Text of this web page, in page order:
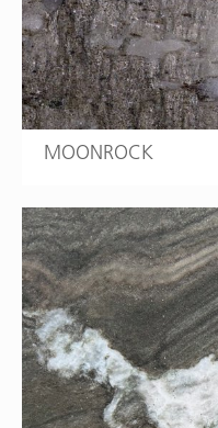
MOONROCK